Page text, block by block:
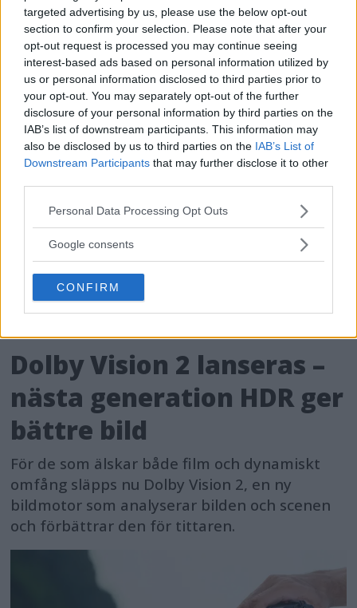
targeted advertising by us, please use the below opt-out
section to confirm your selection. Please note that after your
opt-out request is processed you may continue seeing
interest-based ads based on personal information utilized by
us or personal information disclosed to third parties prior to
your opt-out. You may separately opt-out of the further
disclosure of your personal information by third parties on the
IAB’s list of downstream participants. This information may
also be disclosed by us to third parties on the IAB’s List of
Downstream Participants that may further disclose it to other
Please note that this website/app uses one or more Google
not limited to your visit or usage behaviour. You may click to
use your data for below specified purposes in below Google
consent section.
Personal Data Processing Opt Outs
Google consents
CONFIRM
NYHETER PRYLAR
FUJIFILM
FUJIFILM X-S20
Dolby Vision 2 lanseras –
nästa generation HDR ger
bättre bild
För de som älskar både film och dynamiskt
omfång släpps nu Dolby Vision 2, en ny
bildmotor som analyserar bilden och scenen
och förbättrar den för tittaren.